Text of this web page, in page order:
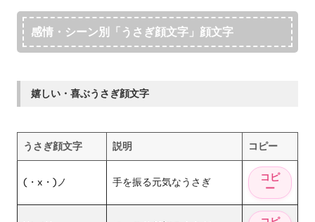
感情・シーン別「うさぎ顔文字」顔文字
嬉しい・喜ぶうさぎ顔文字
うさぎ顔文字 説明 コピー
(・x・)ノ 手を振る元気なうさぎ